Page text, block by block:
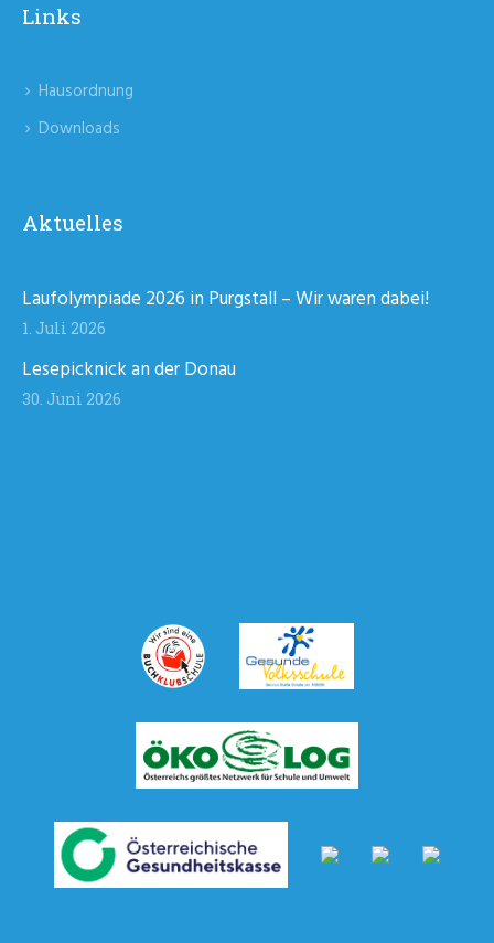
Links
Hausordnung
Downloads
Aktuelles
Laufolympiade 2026 in Purgstall – Wir waren dabei!
1. Juli 2026
Lesepicknick an der Donau
30. Juni 2026